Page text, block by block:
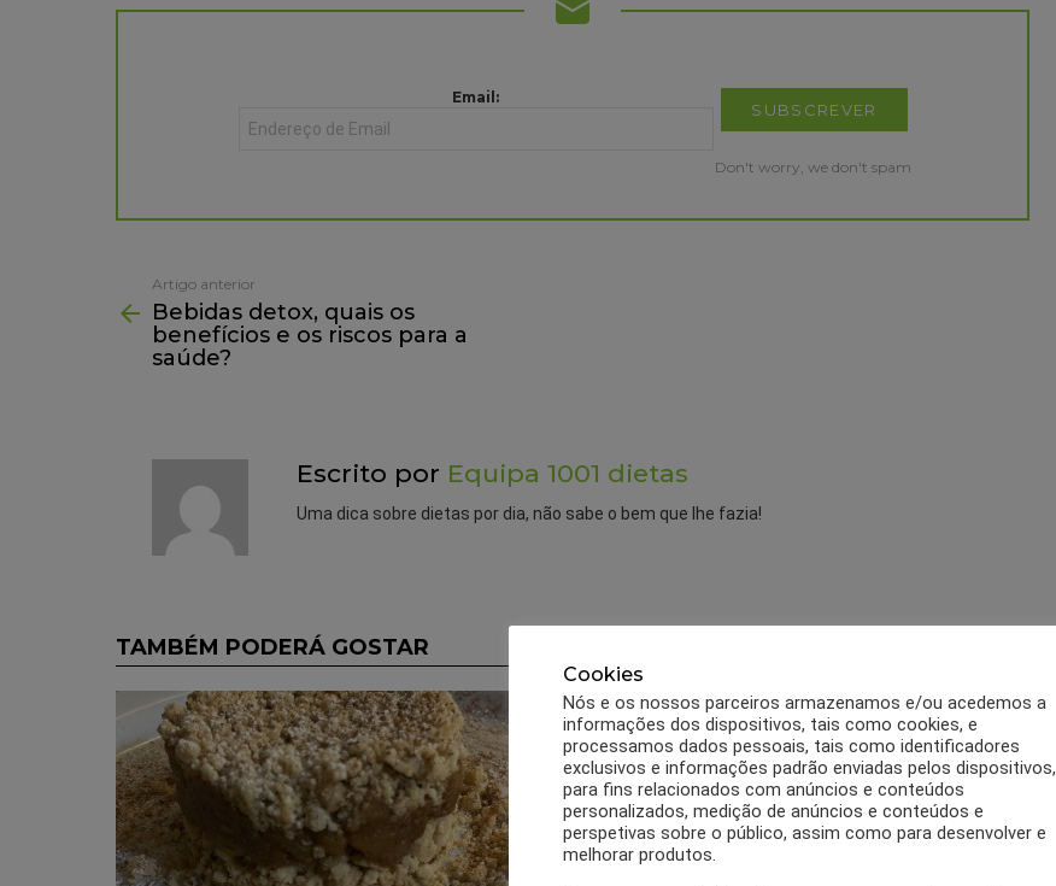
Email:
Don't worry, we don't spam
more
Artigo anterior
Bebidas detox, quais os
benefícios e os riscos para a
saúde?
Escrito por Equipa 1001 dietas
Uma dica sobre dietas por dia, não sabe o bem que lhe fazia!
TAMBÉM PODERÁ GOSTAR
Cookies
Nós e os nossos parceiros armazenamos e/ou acedemos a
informações dos dispositivos, tais como cookies, e
processamos dados pessoais, tais como identificadores
exclusivos e informações padrão enviadas pelos dispositivos,
para fins relacionados com anúncios e conteúdos
personalizados, medição de anúncios e conteúdos e
perspetivas sobre o público, assim como para desenvolver e
melhorar produtos.